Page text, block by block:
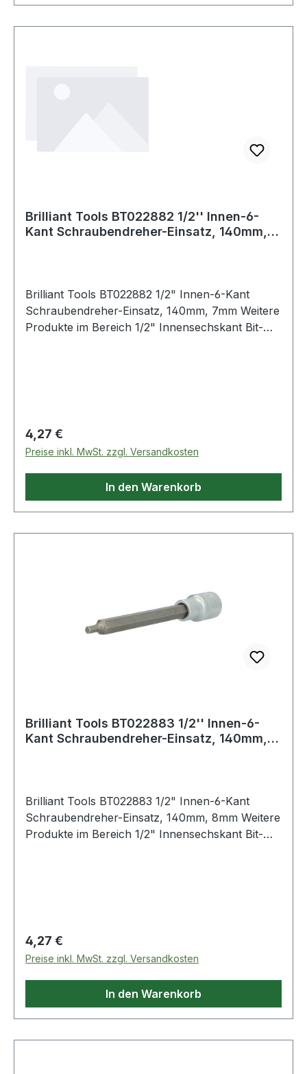
Brilliant Tools BT022882 1/2'' Innen-6-
Kant Schraubendreher-Einsatz, 140mm,
Brilliant Tools BT022882 1/2" Innen-6-Kant
Schraubendreher-Einsatz, 140mm, 7mm Weitere
Produkte im Bereich 1/2" Innensechskant Bit-
Regulärer Preis:
4,27 €
Preise inkl. MwSt. zzgl. Versandkosten
In den Warenkorb
Brilliant Tools BT022883 1/2'' Innen-6-
Kant Schraubendreher-Einsatz, 140mm,
Brilliant Tools BT022883 1/2" Innen-6-Kant
Schraubendreher-Einsatz, 140mm, 8mm Weitere
Produkte im Bereich 1/2" Innensechskant Bit-
Regulärer Preis:
4,27 €
Preise inkl. MwSt. zzgl. Versandkosten
In den Warenkorb